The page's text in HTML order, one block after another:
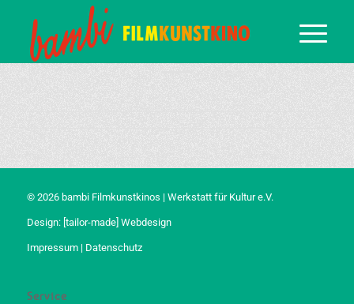
© 2026 bambi Filmkunstkinos | Werkstatt für Kultur e.V.
Design: [tailor-made] Webdesign
Impressum| Datenschutz
Service